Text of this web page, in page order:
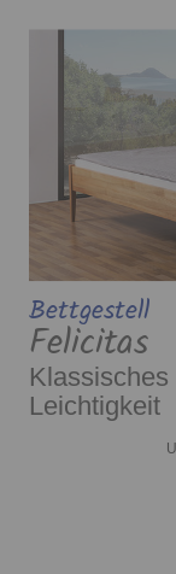
Bettgestell
Felicitas
Leichtigkeit